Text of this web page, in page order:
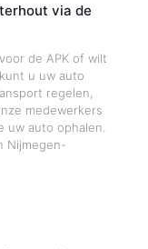
via de
de APK of wilt
u uw auto
regelen,
medewerkers
auto ophalen.
Nijmegen-